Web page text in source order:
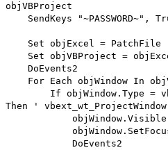
objVBProject
SendKeys "~PASSWORD~",
Set objExcel = PatchFile
Set objVBProject =
DoEvents2
For Each objWindow In
If objWindow.Type =
Then '
objWindow.Visible =
DoEvents2